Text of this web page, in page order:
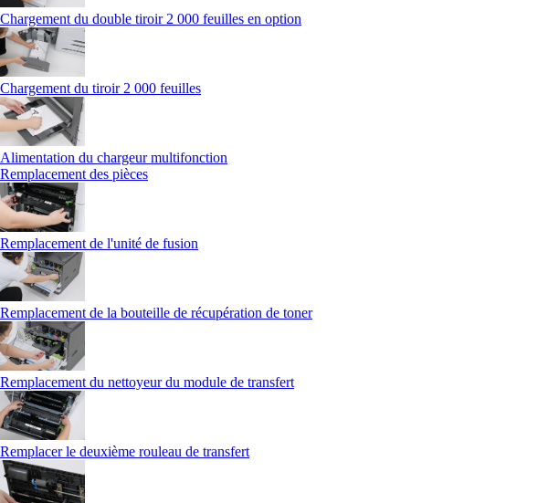
Chargement du double tiroir 2 000 feuilles en option
Chargement du tiroir 2 000 feuilles
Alimentation du chargeur multifonction
Remplacement des pièces
Remplacement de l'unité de fusion
Remplacement de la bouteille de récupération de toner
Remplacement du nettoyeur du module de transfert
Remplacer le deuxième rouleau de transfert